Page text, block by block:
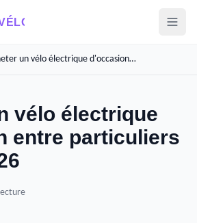
Acheter un vélo électrique d'occasion entre particuliers : guide 2026
vélo électrique
entre particuliers